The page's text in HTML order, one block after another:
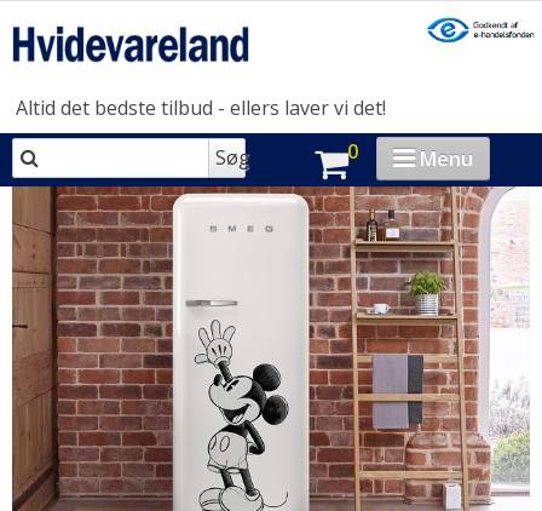
Altid det bedste tilbud - ellers laver vi det!
Søg
0 Menu
VASK & TØR
OPVASK
MADLAVNING
KØL & FRYS
HUSHOLDNING
BRAND-STORE